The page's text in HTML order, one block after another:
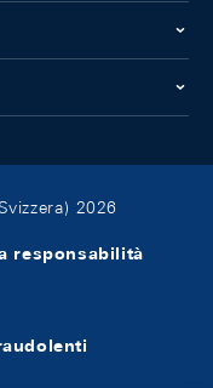
2026
responsabilità